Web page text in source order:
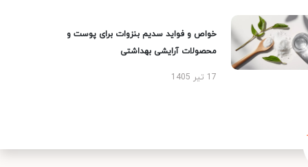
خواص و فواید سدیم بنزوات برای پوست و
محصولات آرایشی بهداشتی
17 تیر 1405